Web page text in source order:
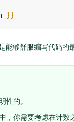
}}
能够舒服编写代码的
性的。
，你需要考虑在计